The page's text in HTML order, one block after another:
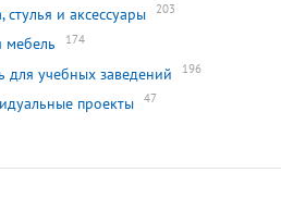
стулья и аксессуары 203
мебель 174
для учебных заведений 196
проекты 47